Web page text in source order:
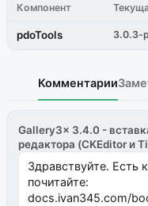
Компонент
pdoTools 3.0.3-
Комментарии
Gallery3x 3.4.0 -
редактора (CKEditor и
Здравствуйте. Есть
почитайте:
docs.ivan345.com/